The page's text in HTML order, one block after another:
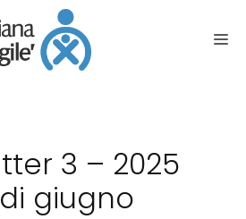
3 – 2025
giugno